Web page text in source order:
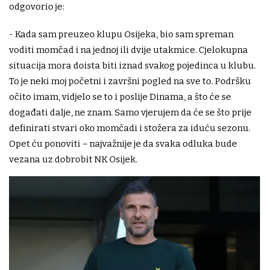
odgovorio je:
- Kada sam preuzeo klupu Osijeka, bio sam spreman
voditi momčad i na jednoj ili dvije utakmice. Cjelokupna
situacija mora doista biti iznad svakog pojedinca u klubu.
To je neki moj početni i završni pogled na sve to. Podršku
očito imam, vidjelo se to i poslije Dinama, a što će se
događati dalje, ne znam. Samo vjerujem da će se što prije
definirati stvari oko momčadi i stožera za iduću sezonu.
Opet ću ponoviti – najvažnije je da svaka odluka bude
vezana uz dobrobit NK Osijek.